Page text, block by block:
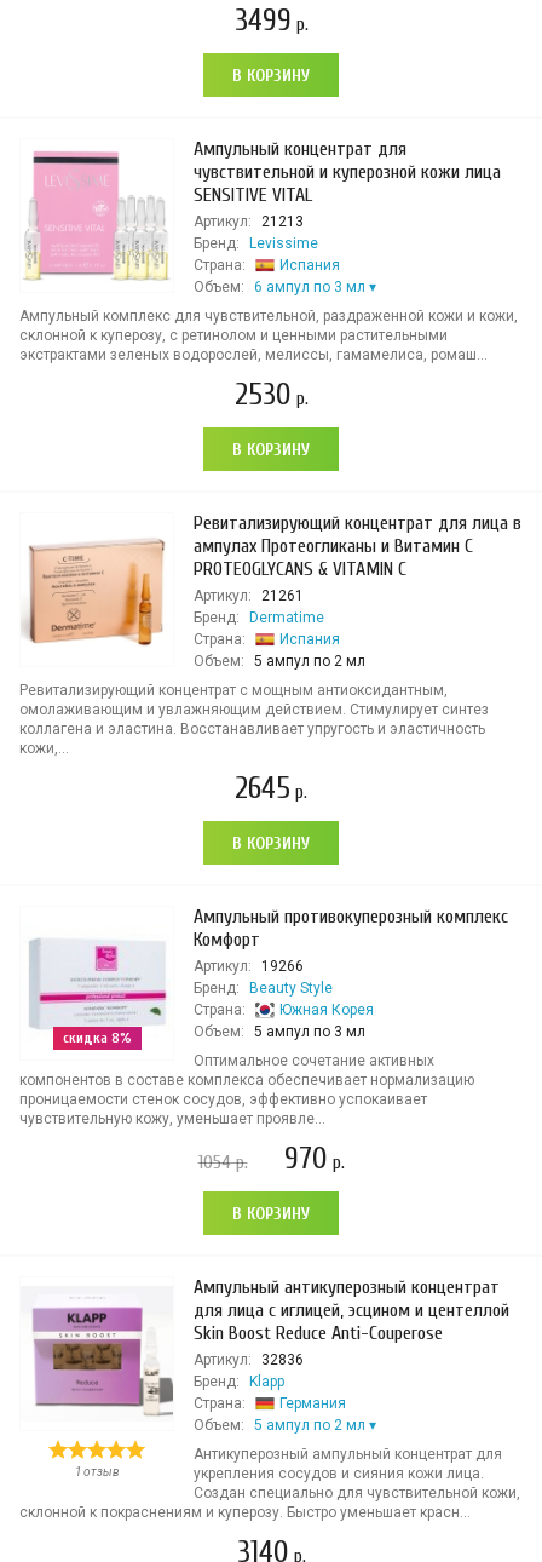
3499 р.
В КОРЗИНУ
Ампульный концентрат для
чувствительной и куперозной кожи лица
SENSITIVE VITAL
Артикул:
21213
Бренд:
Levissime
Страна:
Испания
Объем:
6 ампул по 3 мл
Ампульный комплекс для чувствительной, раздраженной кожи и кожи,
склонной к куперозу, с ретинолом и ценными растительными
экстрактами зеленых водорослей, мелиссы, гамамелиса, ромаш...
2530 р.
В КОРЗИНУ
Ревитализирующий концентрат для лица в
ампулах Протеогликаны и Витамин С
PROTEOGLYCANS & VITAMIN C
Артикул:
21261
Бренд:
Dermatime
Страна:
Испания
Объем:
5 ампул по 2 мл
Ревитализирующий концентрат с мощным антиоксидантным,
омолаживающим и увлажняющим действием. Стимулирует синтез
коллагена и эластина. Восстанавливает упругость и эластичность
кожи,...
2645 р.
В КОРЗИНУ
скидка 8%
Ампульный противокуперозный комплекс
Комфорт
Артикул:
19266
Бренд:
Beauty Style
Страна:
Южная Корея
Объем:
5 ампул по 3 мл
Оптимальное сочетание активных
компонентов в составе комплекса обеспечивает нормализацию
проницаемости стенок сосудов, эффективно успокаивает
чувствительную кожу, уменьшает проявле...
1054р. 970 р.
В КОРЗИНУ
1 отзыв
Ампульный антикуперозный концентрат
для лица с иглицей, эсцином и центеллой
Skin Boost Reduce Anti-Couperose
Артикул:
32836
Бренд:
Klapp
Страна:
Германия
Объем:
5 ампул по 2 мл
Антикуперозный ампульный концентрат для
укрепления сосудов и сияния кожи лица.
Создан специально для чувствительной кожи,
склонной к покраснениям и куперозу. Быстро уменьшает красн...
3140 р.